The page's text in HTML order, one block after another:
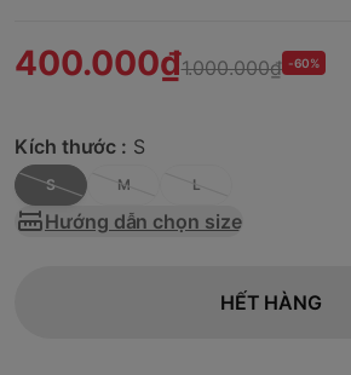
400.000₫1.000.000₫ -60%
Kích thước : S
S M L
Hướng dẫn chọn size
HẾT HÀNG